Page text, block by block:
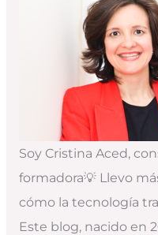
Soy Cristina Aced,
formadora💡 Llevo
cómo la tecnología
Este blog, nacido en